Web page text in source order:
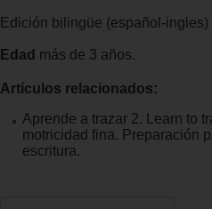
Edición bilingüe (español-ingles)
Edad más de 3 años.
Artículos relacionados:
Aprende a trazar 2. Learn to
motricidad fina. Preparación
escritura.